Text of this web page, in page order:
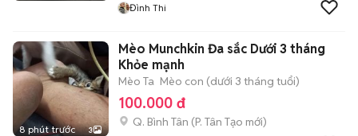
Đình Thi
8 phút trước 3
Mèo Munchkin Đa sắc Dưới 3 tháng
Khỏe mạnh
Mèo Ta Mèo con (dưới 3 tháng tuổi)
100.000 đ
Q. Bình Tân (P. Tân Tạo mới)